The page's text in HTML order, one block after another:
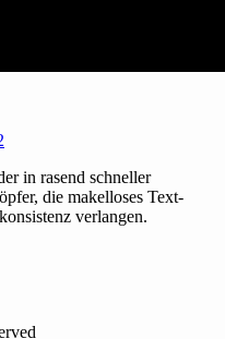
in rasend schneller
die makelloses Text-
verlangen.